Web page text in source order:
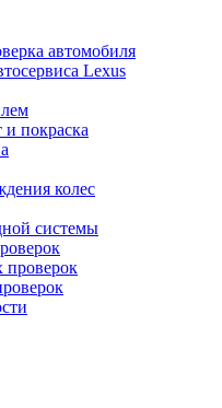
автомобиля
Lexus
покраска
колес
системы
проверок